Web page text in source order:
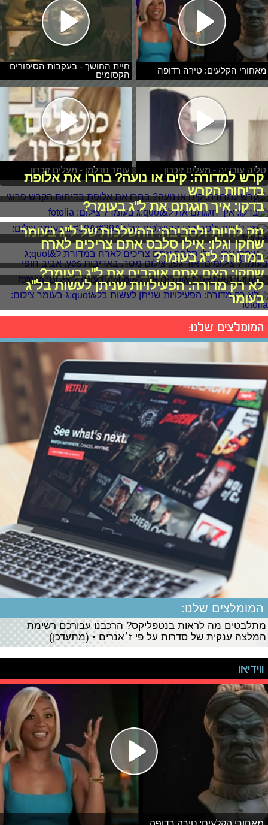
מאחורי הקלעים: טירה רדופה
חיית החושך - בעקבות הסיפורים
הקסומים
טליה עובדיה - מעלים זיכרון עומר נודלמן - מעלים זיכרון
קרש למדורה: קים או נועה? בחרו את אלופת
בדיחות הקרש
בדקו: איך חגגתם את ל"ג בעומר?
נזק לחיות ולסביבה: ההשלכות של ל''ג בעומר
שחקו וגלו: אילו סלבס אתם צריכים לארח
במדורת ל"ג בעומר?
שחקו: האם אתם אוהבים את ל"ג בעומר?
לא רק מדורה: הפעילויות שניתן לעשות בל"ג
בעומר
המומלצים שלנו:
המומלצים שלנו:
מתלבטים מה לראות בנטפליקס? הרכבנו עבורכם רשימת
המלצה ענקית של סדרות על פי ז׳אנרים • (מתעדכן)
ווידיאו